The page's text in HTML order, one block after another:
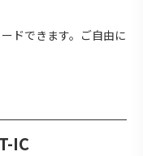
ドできます。ご自由に
IC